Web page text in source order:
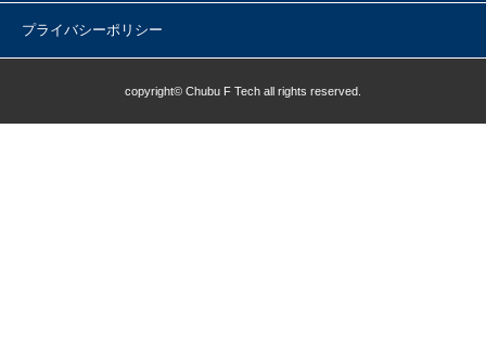
プライバシーポリシー
copyright© Chubu F Tech all rights reserved.